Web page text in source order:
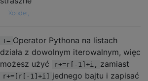
Xcoder,
+= Operator Pythona na listach
działa z dowolnym iterowalnym, więc
możesz użyć
r+=r[-1]+i, zamiast
r+=[r[-1]+i]
jednego bajtu i zapisać